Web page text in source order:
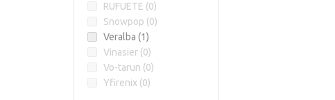
RUFUETE (0)
Snowpop (0)
Veralba (1)
Vinasier (0)
Vo-tarun (0)
Yfirenix (0)